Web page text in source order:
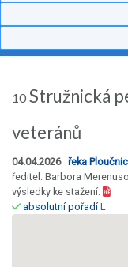
10 Stružnická
veteránů
04.04.2026 řeka
ředitel: Barbora
výsledky ke stažení:
absolutní pořadíL